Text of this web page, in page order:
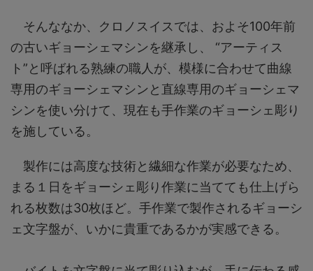
そんななか、クロノスイスでは、およそ100年前
の古いギョーシェマシンを継承し、 “アーティス
ト”と呼ばれる熟練の職人が、模様に合わせて曲線
専用のギョーシェマシンと直線専用のギョーシェマ
シンを使い分けて、現在も手作業のギョーシェ彫り
を施している。
製作には高度な技術と繊細な作業が必要なため、
まる１日をギョーシェ彫り作業に当てても仕上げら
れる枚数は30枚ほど。手作業で製作されるギョーシ
ェ文字盤が、いかに貴重であるかが実感できる。